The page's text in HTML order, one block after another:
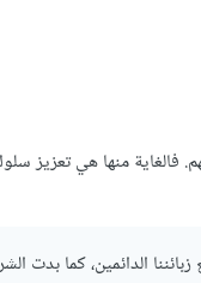
منها هي تعزيز
الدائمين، كما بدت